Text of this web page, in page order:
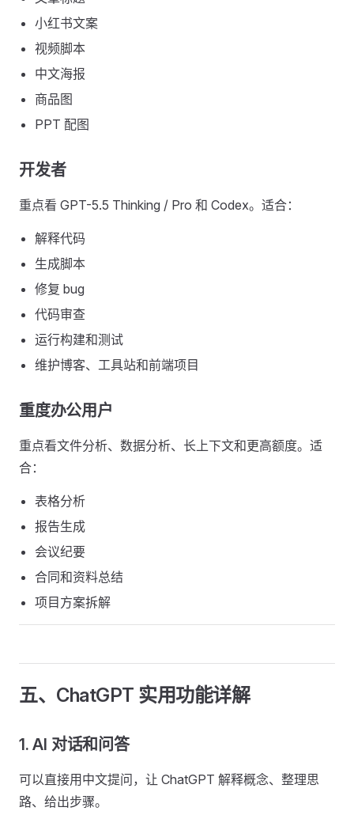
小红书文案
视频脚本
中文海报
商品图
PPT 配图
开发者
重点看 GPT-5.5 Thinking / Pro 和 Codex。适合：
解释代码
生成脚本
修复 bug
代码审查
运行构建和测试
维护博客、工具站和前端项目
重度办公用户
重点看文件分析、数据分析、长上下文和更高额度。适
合：
表格分析
报告生成
会议纪要
合同和资料总结
项目方案拆解
五、ChatGPT 实用功能详解
1. AI 对话和问答
可以直接用中文提问，让 ChatGPT 解释概念、整理思
路、给出步骤。